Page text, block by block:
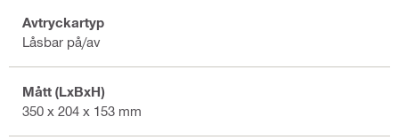
Avtryckartyp
Låsbar på/av
Mått (LxBxH)
350 x 204 x 153 mm